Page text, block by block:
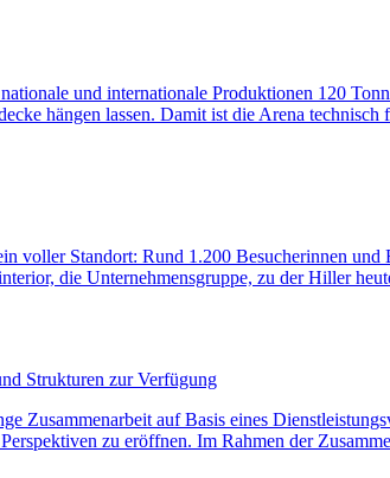
und internationale Produktionen 120
hängen lassen. Damit ist die Arena technisch
Standort: Rund 1.200 Besucherinnen und
die Unternehmensgruppe, zu der Hiller
Strukturen zur Verfügung
Zusammenarbeit auf Basis eines
zu eröffnen. Im Rahmen der